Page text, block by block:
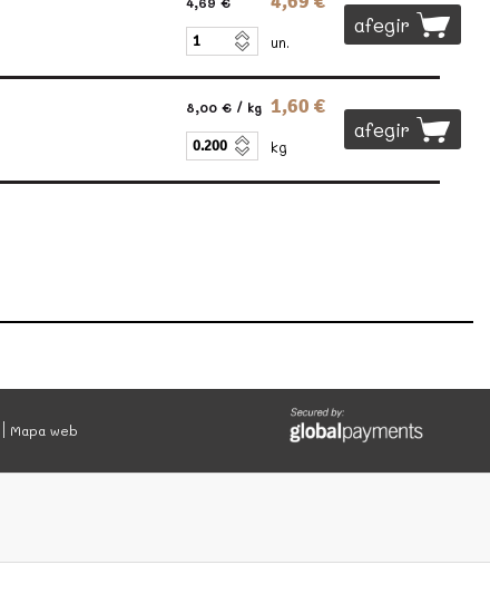
un.
afegir
8,00 € / kg 1,60 €
kg
afegir
Mapa web